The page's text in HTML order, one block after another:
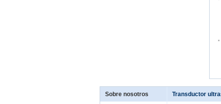
Sobre nosotros Transductor